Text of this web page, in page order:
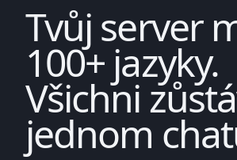
Tvůj server
100+ jazyky.
Všichni
jednom